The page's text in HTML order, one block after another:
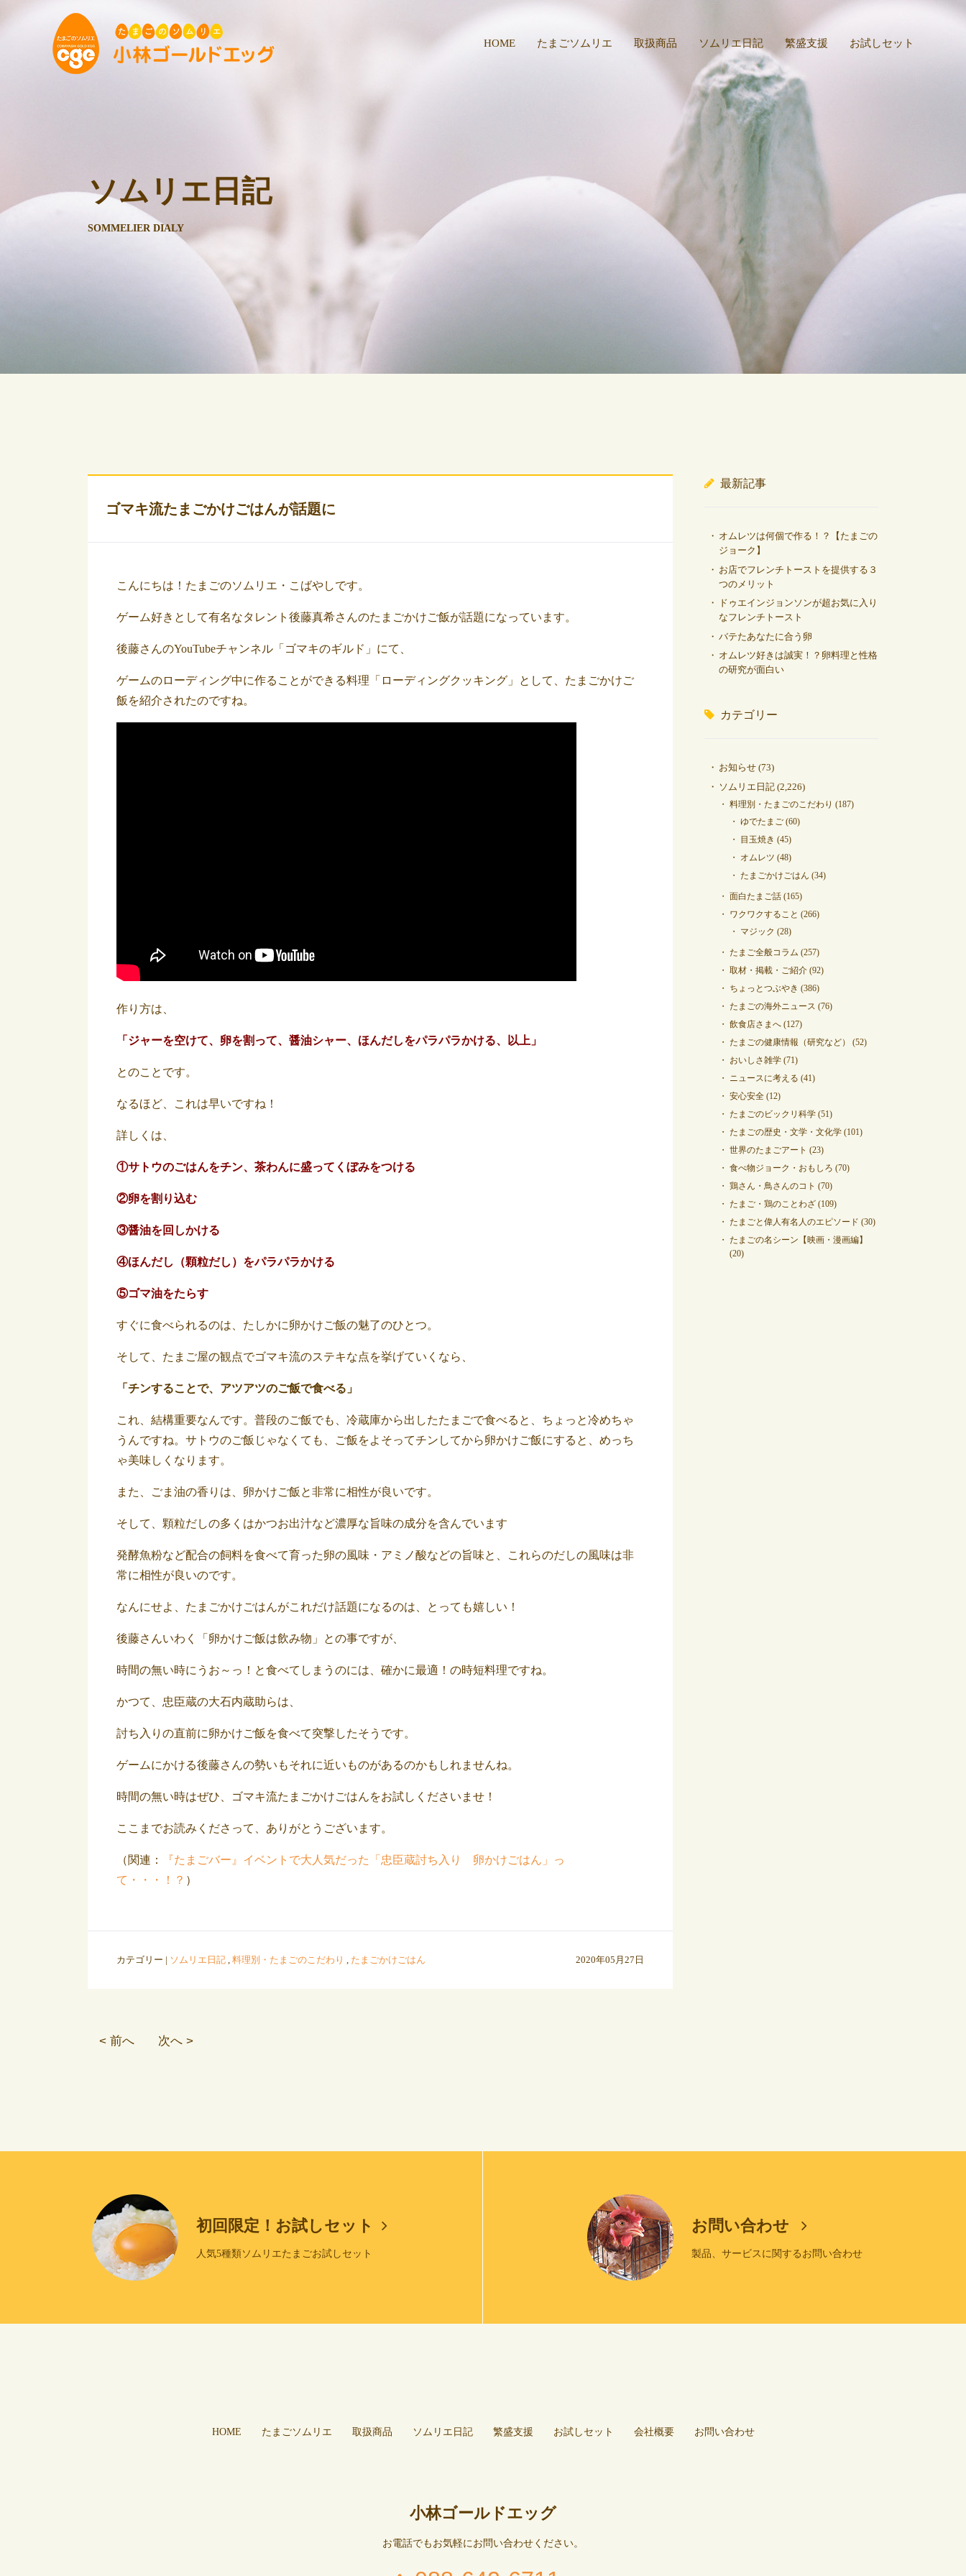
HOME たまごソムリエ 取扱商品 ソムリエ日記 繁盛支援 お試しセット
ソムリエ日記
SOMMELIER DIALY
ゴマキ流たまごかけごはんが話題に
こんにちは！たまごのソムリエ・こばやしです。
ゲーム好きとして有名なタレント後藤真希さんのたまごかけご飯が話題になっています。
後藤さんのYouTubeチャンネル「ゴマキのギルド」にて、
ゲームのローディング中に作ることができる料理「ローディングクッキング」として、たまごかけご
飯を紹介されたのですね。
作り方は、
「ジャーを空けて、 卵を割って、 醤油シャー、 ほんだしをパラパラかける、以上」
とのことです。
なるほど、これは早いですね！
詳しくは、
①サトウのごはんをチン、茶わんに盛ってくぼみをつける
②卵を割り込む
③醤油を回しかける
④ほんだし（顆粒だし）をパラパラかける
⑤ゴマ油をたらす
すぐに食べられるのは、たしかに卵かけご飯の魅了のひとつ。
そして、たまご屋の観点でゴマキ流のステキな点を挙げていくなら、
「チンすることで、アツアツのご飯で食べる」
これ、結構重要なんです。普段のご飯でも、冷蔵庫から出したたまごで食べると、ちょっと冷めちゃ
うんですね。サトウのご飯じゃなくても、ご飯をよそってチンしてから卵かけご飯にすると、めっち
ゃ美味しくなります。
また、ごま油の香りは、卵かけご飯と非常に相性が良いです。
そして、顆粒だしの多くはかつお出汁など濃厚な旨味の成分を含んでいます
発酵魚粉など配合の飼料を食べて育った卵の風味・アミノ酸などの旨味と、これらのだしの風味は非
常に相性が良いのです。
なんにせよ、たまごかけごはんがこれだけ話題になるのは、とっても嬉しい！
後藤さんいわく「卵かけご飯は飲み物」との事ですが、
時間の無い時にうお～っ！と食べてしまうのには、確かに最適！の時短料理ですね。
かつて、忠臣蔵の大石内蔵助らは、
討ち入りの直前に卵かけご飯を食べて突撃したそうです。
ゲームにかける後藤さんの勢いもそれに近いものがあるのかもしれませんね。
時間の無い時はぜひ、ゴマキ流たまごかけごはんをお試しくださいませ！
ここまでお読みくださって、ありがとうございます。
（関連：
『たまごバー』イベントで大人気だった「忠臣蔵討ち入り 卵かけごはん」っ
て・・・！？ ）
カテゴリー | ソムリエ日記 , 料理別・たまごのこだわり , たまごかけごはん 2020年05月27日
< 前へ 次へ >
最新記事
オムレツは何個で作る！？【たまごの
ジョーク】
お店でフレンチトーストを提供する３
つのメリット
ドゥエインジョンソンが超お気に入り
なフレンチトースト
バテたあなたに合う卵
オムレツ好きは誠実！？卵料理と性格
の研究が面白い
カテゴリー
お知らせ (73)
ソムリエ日記 (2,226)
料理別・たまごのこだわり (187)
ゆでたまご (60)
目玉焼き (45)
オムレツ (48)
たまごかけごはん (34)
面白たまご話 (165)
ワクワクすること (266)
マジック (28)
たまご全般コラム (257)
取材・掲載・ご紹介 (92)
ちょっとつぶやき (386)
たまごの海外ニュース (76)
飲食店さまへ (127)
たまごの健康情報（研究など）
(52)
おいしさ雑学 (71)
ニュースに考える (41)
安心安全 (12)
たまごのビックリ科学 (51)
たまごの歴史・文学・文化学 (101)
世界のたまごアート (23)
食べ物ジョーク・おもしろ (70)
鶏さん・鳥さんのコト (70)
たまご・鶏のことわざ (109)
たまごと偉人有名人のエピソード (30)
たまごの名シーン【映画・漫画編】
(20)
初回限定！お試しセット
人気5種類ソムリエたまごお試しセット
お問い合わせ
製品、サービスに関するお問い合わせ
HOME たまごソムリエ 取扱商品 ソムリエ日記 繁盛支援 お試しセット 会社概要 お問い合わせ
小林ゴールドエッグ
お電話でもお気軽にお問い合わせください。